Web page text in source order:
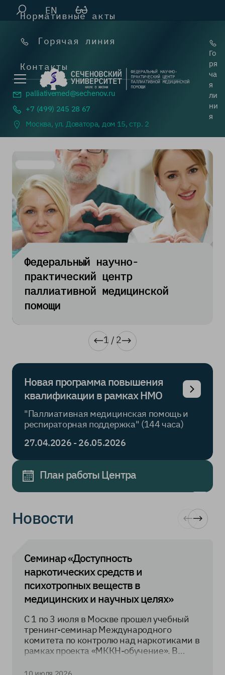
EN
Го
ря
ча
я
ли
ни
я
Нормативные акты
Горячая линия
Контакты
palliativemed@sechenov.ru
+7 (499) 245 28 67
Москва, ул. Доватора, дом 15, стр. 2
Федеральный научно-
практический центр
паллиативной медицинской
помощи
1 / 2
Новая программа повышения
квалификации в рамках НМО
"Паллиативная медицинская помощь и
респираторная поддержка" (144 часа)
27.04.2026 - 26.05.2026
План работы Центра
Новости
Семинар «Доступность
наркотических средств и
психотропных веществ в
медицинских и научных целях»
С 1 по 3 июля в Москве прошел учебный
тренинг-семинар Международного
комитета по контролю над наркотиками в
рамках проекта «МККН-обучение». В
МИД Российской Федерации, Республики